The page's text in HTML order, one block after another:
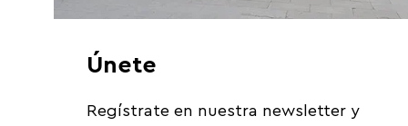
Únete
Regístrate en nuestra newsletter y